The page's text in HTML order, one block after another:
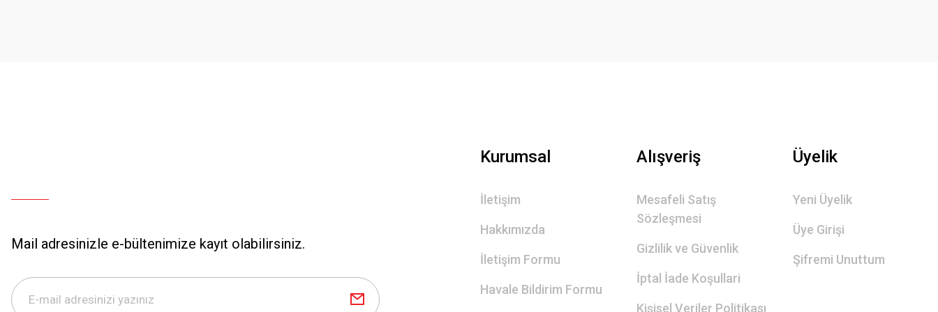
Mail adresinizle e-bültenimize kayıt olabilirsiniz.
Kurumsal
İletişim
Hakkımızda
İletişim Formu
Havale Bildirim Formu
Alışveriş
Mesafeli Satış
Sözleşmesi
Gizlilik ve Güvenlik
İptal İade Koşullari
Kişisel Veriler Politikası
Üyelik
Yeni Üyelik
Üye Girişi
Şifremi Unuttum